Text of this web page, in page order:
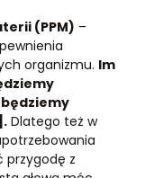
(PPM) –
organizmu. Im
Dlatego też w
przygodę z